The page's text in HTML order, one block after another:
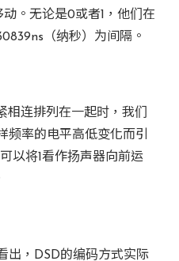
。无论是0或者1，他们在
（纳秒）为间隔。
相连排列在一起时，我们
频率的电平高低变化而引
以将1看作扬声器向前运
出，DSD的编码方式实际